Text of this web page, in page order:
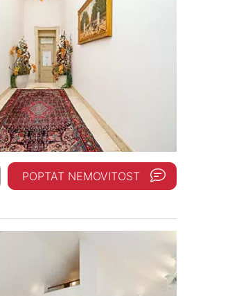
POPTAT NEMOVITOST